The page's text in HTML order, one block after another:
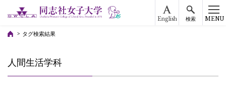
English 検索 MENU
タグ検索結果
人間生活学科